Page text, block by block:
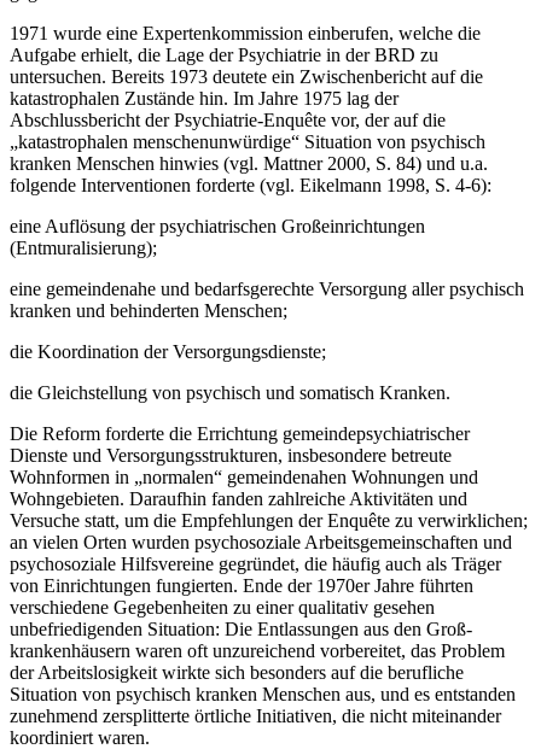
1971 wurde eine Expertenkommission einberufen, welche die
Aufgabe erhielt, die Lage der Psychiatrie in der BRD zu
untersuchen. Bereits 1973 deutete ein Zwischenbericht auf die
katastrophalen Zustände hin. Im Jahre 1975 lag der
Abschlussbericht der Psychiatrie-Enquête vor, der auf die
„katastrophalen menschenunwürdige“ Situation von psychisch
kranken Menschen hinwies (vgl. Mattner 2000, S. 84) und u.a.
folgende Interventionen forderte (vgl. Eikelmann 1998, S. 4-6):
eine Auflösung der psychiatrischen Großeinrichtungen
(Entmuralisierung);
eine gemeindenahe und bedarfsgerechte Versorgung aller psychisch
kranken und behin­derten Menschen;
die Koordination der Versorgungsdienste;
die Gleichstellung von psychisch und somatisch Kranken.
Die Reform forderte die Errichtung gemeindepsychiatrischer
Dienste und Versorgungs­strukturen, insbesondere betreute
Wohnformen in „normalen“ gemeindenahen Wohnungen und
Wohngebieten. Daraufhin fanden zahlreiche Aktivitäten und
Versuche statt, um die Empfehlungen der Enquête zu verwirklichen;
an vielen Orten wurden psychosoziale Ar­beitsgemeinschaften und
psychosoziale Hilfsvereine gegründet, die häufig auch als Träger
von Einrichtungen fungierten. Ende der 1970er Jahre führten
verschiedene Gegebenheiten zu einer qualitativ gesehen
unbefriedigenden Situation: Die Entlassungen aus den Groß­
krankenhäusern waren oft unzureichend vorbereitet, das Problem
der Arbeitslosigkeit wirkte sich besonders auf die berufliche
Situation von psychisch kranken Menschen aus, und es entstanden
zunehmend zersplitterte örtliche Initiativen, die nicht miteinander
koor­diniert waren.